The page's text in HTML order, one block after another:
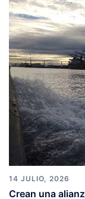
14 JULIO, 2026
Crean una